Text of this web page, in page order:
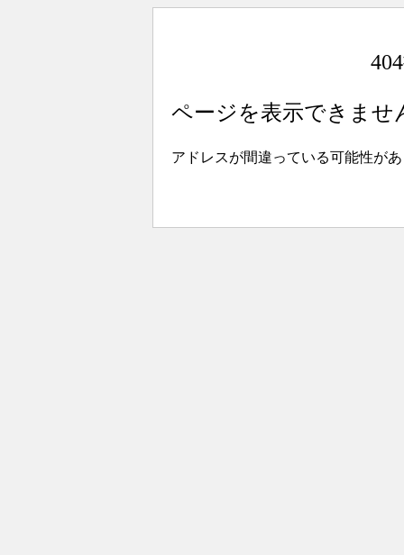
ページを表示できませ
アドレスが間違っている可能性が